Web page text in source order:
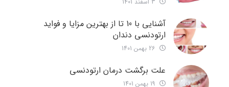
آشنایی با 10 تا از بهترین مزایا و فواید
ارتودنسی دندان
علت برگشت درمان ارتودنسی